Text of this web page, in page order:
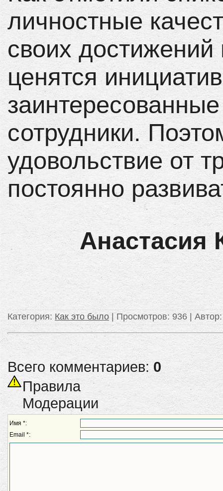
личностные
своих
ценятся
сотрудники.
удовольствие от
постоянно
Категория: Как это было |Просмотров: 936 | Автор
Всего комментариев: 0
Правила
Модерации
Имя *:
Email *: